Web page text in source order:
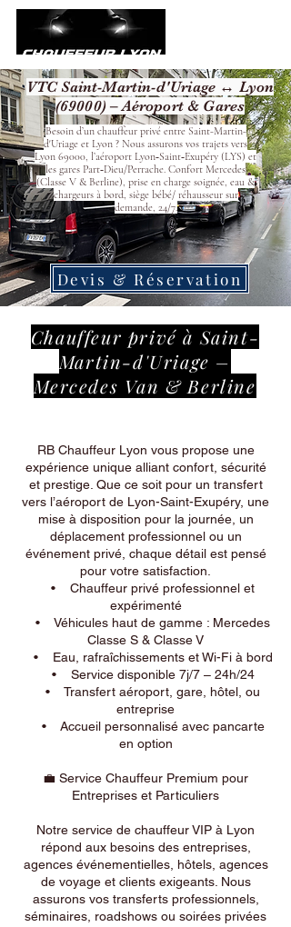
VTC Saint-Martin-d'Uriage ↔ Lyon
(69000) – Aéroport & Gares
Besoin d’un chauffeur privé entre Saint-Martin-
d'Uriage et Lyon ? Nous assurons vos trajets vers
Lyon 69000, l’aéroport Lyon‑Saint‑Exupéry (LYS) et
les gares Part‑Dieu/Perrache. Confort Mercedes
(Classe V & Berline), prise en charge soignée, eau &
chargeurs à bord, siège bébé/ réhausseur sur
demande, 24/7.
Devis & Réservation
Chauffeur privé à Saint-
Martin-d'Uriage –
Mercedes Van & Berline
RB Chauffeur Lyon vous propose une
expérience unique alliant confort, sécurité
et prestige. Que ce soit pour un transfert
vers l’aéroport de Lyon-Saint-Exupéry, une
mise à disposition pour la journée, un
déplacement professionnel ou un
événement privé, chaque détail est pensé
pour votre satisfaction.
• Chauffeur privé professionnel et
expérimenté
• Véhicules haut de gamme : Mercedes
Classe S & Classe V
• Eau, rafraîchissements et Wi-Fi à bord
• Service disponible 7j/7 – 24h/24
• Transfert aéroport, gare, hôtel, ou
entreprise
• Accueil personnalisé avec pancarte
en option
💼 Service Chauffeur Premium pour
Entreprises et Particuliers
Notre service de chauffeur VIP à Lyon
répond aux besoins des entreprises,
agences événementielles, hôtels, agences
de voyage et clients exigeants. Nous
assurons vos transferts professionnels,
séminaires, roadshows ou soirées privées